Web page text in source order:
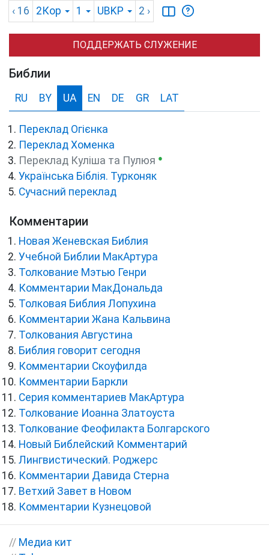
‹ 16 2Кор 1 UBKP 2 ›
ПОДДЕРЖАТЬ СЛУЖЕНИЕ
Библии
RU BY UA EN DE GR LAT
Переклад Огієнка
Переклад Хоменка
Переклад Куліша та Пулюя ●
Українська Біблія. Турконяк
Сучасний переклад
Комментарии
Новая Женевская Библия
Учебной Библии МакАртура
Толкование Мэтью Генри
Комментарии МакДональда
Толковая Библия Лопухина
Комментарии Жана Кальвина
Толкования Августина
Библия говорит сегодня
Комментарии Скоуфилда
Комментарии Баркли
Серия комментариев МакАртура
Толкование Иоанна Златоуста
Толкование Феофилакта Болгарского
Новый Библейский Комментарий
Лингвистический. Роджерс
Комментарии Давида Стерна
Ветхий Завет в Новом
Комментарии Кузнецовой
// Медиа кит